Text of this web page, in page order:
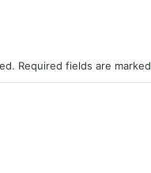
Required fields are marked